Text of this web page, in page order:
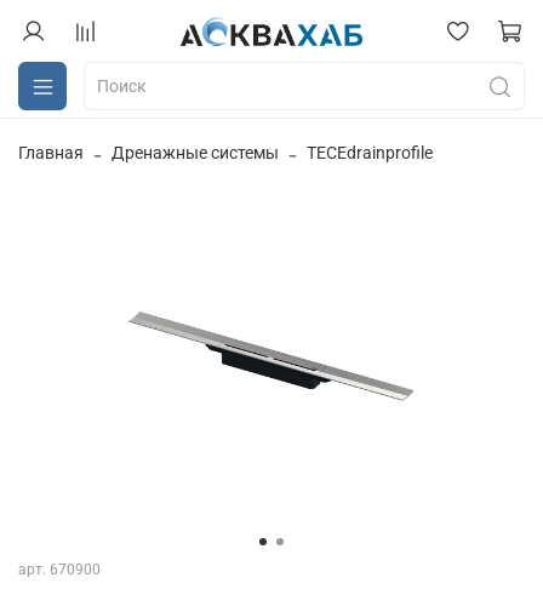
Главная Дренажные системы TECEdrainprofile
арт. 670900